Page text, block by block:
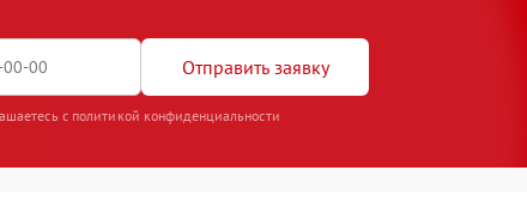
Отправить заявку
с политикой конфиденциальности